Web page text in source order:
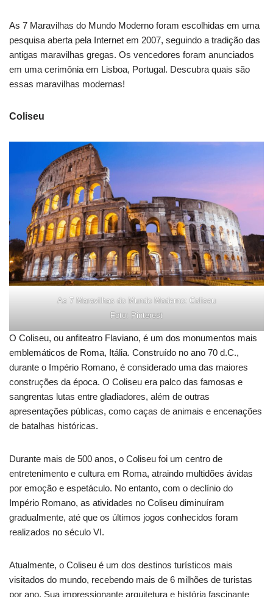
As 7 Maravilhas do Mundo Moderno foram escolhidas em uma
pesquisa aberta pela Internet em 2007, seguindo a tradição das
antigas maravilhas gregas. Os vencedores foram anunciados
em uma cerimônia em Lisboa, Portugal. Descubra quais são
essas maravilhas modernas!
Coliseu
As 7 Maravilhas do Mundo Moderno: Coliseu
Foto: Pinterest
O Coliseu, ou anfiteatro Flaviano, é um dos monumentos mais
emblemáticos de Roma, Itália. Construído no ano 70 d.C.,
durante o Império Romano, é considerado uma das maiores
construções da época. O Coliseu era palco das famosas e
sangrentas lutas entre gladiadores, além de outras
apresentações públicas, como caças de animais e encenações
de batalhas históricas.
Durante mais de 500 anos, o Coliseu foi um centro de
entretenimento e cultura em Roma, atraindo multidões ávidas
por emoção e espetáculo. No entanto, com o declínio do
Império Romano, as atividades no Coliseu diminuíram
gradualmente, até que os últimos jogos conhecidos foram
realizados no século VI.
Atualmente, o Coliseu é um dos destinos turísticos mais
visitados do mundo, recebendo mais de 6 milhões de turistas
por ano. Sua impressionante arquitetura e história fascinante